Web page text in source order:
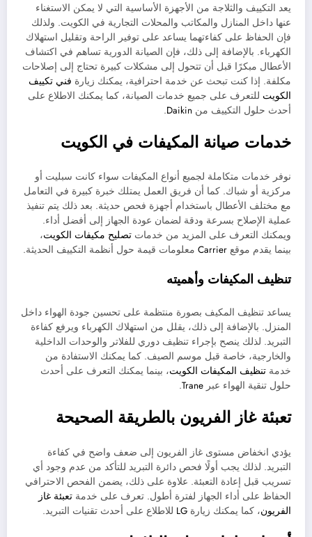
يعد التكييف والثلاجة من الأجهزة الأساسية التي لا يمكن الاستغناء
عنها داخل المنازل والمكاتب والمحلات التجارية في الكويت. ولذلك
فإن الحفاظ على كفاءتهما يساعد على توفير الراحة وتقليل استهلاك
الكهرباء. بالإضافة إلى ذلك، فإن الصيانة الدورية تساهم في اكتشاف
الأعطال مبكرًا قبل أن تتحول إلى مشكلات كبيرة تحتاج إلى إصلاحات
مكلفة. إذا كنت تبحث عن خدمة احترافية، يمكنك زيارة فني تكييف
الكويت للتعرف على جميع خدمات الصيانة، كما يمكنك الاطلاع على
أحدث حلول التكييف من Daikin
.
خدمات صيانة المكيفات في الكويت
نوفر خدمات متكاملة لجميع أنواع المكيفات سواء كانت سبليت أو
مركزية أو شباك. كما أن فريق العمل يمتلك خبرة كبيرة في التعامل
مع مختلف الأعطال باستخدام أجهزة فحص حديثة. بعد ذلك يتم تنفيذ
عملية الإصلاح بسرعة ودقة لضمان عودة الجهاز إلى أفضل أداء.
ويمكنك التعرف على المزيد من خدمات تصليح مكيفات الكويت،
بينما يقدم موقع Carrier معلومات قيمة حول أنظمة التكييف الحديثة.
تنظيف المكيفات وأهميته
يساعد تنظيف المكيف بصورة منتظمة على تحسين جودة الهواء داخل
المنزل. بالإضافة إلى ذلك، يقلل من استهلاك الكهرباء ويرفع كفاءة
التبريد. لذلك ينصح بإجراء تنظيف دوري للفلاتر والوحدات الداخلية
والخارجية، خاصة قبل موسم الصيف. كما يمكنك الاستفادة من
خدمة تنظيف المكيفات الكويت، بينما يمكنك التعرف على أحدث
حلول تنقية الهواء عبر Trane
.
تعبئة غاز الفريون بالطريقة الصحيحة
يؤدي انخفاض مستوى غاز الفريون إلى ضعف واضح في كفاءة
التبريد. لذلك يجب أولًا فحص دائرة التبريد للتأكد من عدم وجود أي
تسريب قبل إعادة التعبئة. علاوة على ذلك، يضمن الفحص الاحترافي
الحفاظ على أداء الجهاز لفترة أطول. تعرف على خدمة تعبئة غاز
الفريون، كما يمكنك زيارة LG للاطلاع على أحدث تقنيات التبريد.